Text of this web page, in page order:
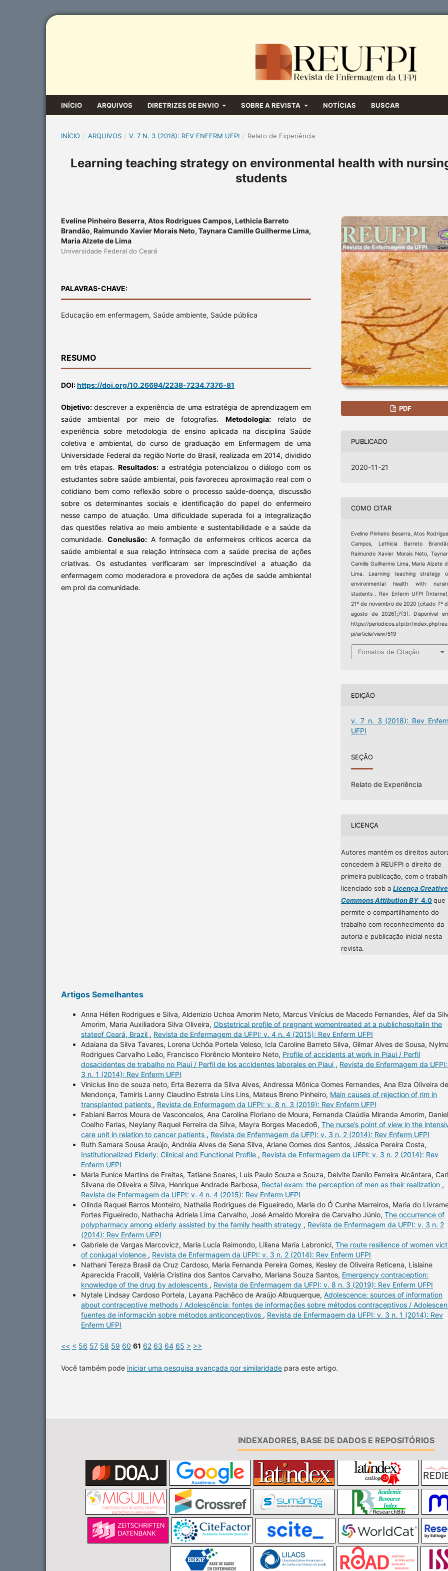
INÍCIO ARQUIVOS DIRETRIZES DE ENVIO SOBRE A REVISTA NOTÍCIAS BUSCAR
INÍCIO / ARQUIVOS / V. 7 N. 3 (2018): REV ENFERM UFPI / Relato de Experiência
Learning teaching strategy on environmental health with
students
Eveline Pinheiro Beserra, Atos Rodrigues Campos, Lethicia Barreto
Brandão, Raimundo Xavier Morais Neto, Taynara Camille Guilherme Lima,
Maria Alzete de Lima
Universidade Federal do Ceará
PALAVRAS-CHAVE:
Educação em enfermagem, Saúde ambiente, Saúde pública
RESUMO
DOI:https://doi.org/10.26694/2238-7234.7376-81
Objetivo:descrever a experiência de uma estratégia de aprendizagem em
saúde ambiental por meio de fotografias. Metodologia:relato de
experiência sobre metodologia de ensino aplicada na disciplina Saúde
coletiva e ambiental, do curso de graduação em Enfermagem de uma
Universidade Federal da região Norte do Brasil, realizada em 2014, dividido
em três etapas. Resultados:a estratégia potencializou o diálogo com os
estudantes sobre saúde ambiental, pois favoreceu aproximação real com o
cotidiano bem como reflexão sobre o processo saúde-doença, discussão
sobre os determinantes sociais e identificação do papel do enfermeiro
nesse campo de atuação. Uma dificuldade superada foi a integralização
das questões relativa ao meio ambiente e sustentabilidade e a saúde da
comunidade. Conclusão:A formação de enfermeiros críticos acerca da
saúde ambiental e sua relação intrínseca com a saúde precisa de ações
criativas. Os estudantes verificaram ser imprescindível a atuação da
enfermagem como moderadora e provedora de ações de saúde ambiental
em prol da comunidade.
PDF
PUBLICADO
2020-11-21
COMO CITAR
Eveline Pinheiro Beserra, Atos
Campos, Lethicia Barreto
Raimundo Xavier Morais Neto,
Camille Guilherme Lima, Maria Alzete
Lima. Learning teaching strategy
environmental health with
students . Rev Enferm UFPI
21º de novembro de 2020 [citado 7º
agosto de 2026];7(3). Disponível
https://periodicos.ufpi.br/index.php/
pi/article/view/519
Fomatos de Citação
EDIÇÃO
v. 7 n. 3 (2018): Rev
UFPI
SEÇÃO
Relato de Experiência
LICENÇA
Autores mantém os direitos
concedem à REUFPI o direito de
primeira publicação, com o
licenciado sob a Licença Creative
Commons Attibution BY4.0que
permite o compartilhamento do
trabalho com reconhecimento da
autoria e publicação inicial nesta
revista.
Artigos Semelhantes
Anna Héllen Rodrigues e Silva, Aldenizio Uchoa Amorim Neto, Marcus Vinícius de Macedo Fernandes, Álef da
Amorim, Maria Auxiliadora Silva Oliveira, Obstetrical profile of pregnant womentreated at a publichospitalin the
stateof Ceará, Brazil , Revista de Enfermagem da UFPI: v. 4 n. 4 (2015): Rev Enferm UFPI
Adaiana da Silva Tavares, Lorena Uchôa Portela Veloso, Icla Caroline Barreto Silva, Gilmar Alves de Sousa,
Rodrigues Carvalho Leão, Francisco Florêncio Monteiro Neto, Profile of accidents at work in Piaui / Perfil
dosacidentes de trabalho no Piauí / Perfil de los accidentes laborales en Piaui , Revista de Enfermagem da
3 n. 1 (2014): Rev Enferm UFPI
Vinicius lino de souza neto, Erta Bezerra da Silva Alves, Andressa Mônica Gomes Fernandes, Ana Elza Oliveira de
Mendonça, Tamiris Lanny Claudino Estrela Lins Lins, Mateus Breno Pinheiro, Main causes of rejection of rim in
transplanted patients , Revista de Enfermagem da UFPI: v. 8 n. 3 (2019): Rev Enferm UFPI
Fabiani Barros Moura de Vasconcelos, Ana Carolina Floriano de Moura, Fernanda Claúdia Miranda Amorim, Daniel
Coelho Farias, Neylany Raquel Ferreira da Silva, Mayra Borges Macedo6, The nurse’s point of view in the
care unit in relation to cancer patients , Revista de Enfermagem da UFPI: v. 3 n. 2 (2014): Rev Enferm UFPI
Ruth Samara Sousa Araújo, Andréia Alves de Sena Silva, Ariane Gomes dos Santos, Jéssica Pereira Costa,
Institutionalized Elderly: Clinical and Functional Profile , Revista de Enfermagem da UFPI: v. 3 n. 2 (2014): Rev
Enferm UFPI
Maria Eunice Martins de Freitas, Tatiane Soares, Luís Paulo Souza e Souza, Deivite Danilo Ferreira Alcântara,
Silvana de Oliveira e Silva, Henrique Andrade Barbosa, Rectal exam: the perception of men as their realization ,
Revista de Enfermagem da UFPI: v. 4 n. 4 (2015): Rev Enferm UFPI
Olinda Raquel Barros Monteiro, Nathalia Rodrigues de Figueiredo, Maria do Ó Cunha Marreiros, Maria do
Fortes Figueiredo, Nathacha Adriela Lima Carvalho, José Arnaldo Moreira de Carvalho Júnio, The occurrence of
polypharmacy among elderly assisted by the family health strategy , Revista de Enfermagem da UFPI: v. 3 n. 2
(2014): Rev Enferm UFPI
Gabriele de Vargas Marcovicz, Maria Lucia Raimondo, Liliana Maria Labronici, The route resilience of women
of conjugal violence , Revista de Enfermagem da UFPI: v. 3 n. 2 (2014): Rev Enferm UFPI
Nathani Tereza Brasil da Cruz Cardoso, Maria Fernanda Pereira Gomes, Kesley de Oliveira Reticena, Lislaine
Aparecida Fracolli, Valéria Cristina dos Santos Carvalho, Mariana Souza Santos, Emergency contraception:
knowledge of the drug by adolescents , Revista de Enfermagem da UFPI: v. 8 n. 3 (2019): Rev Enferm UFPI
Nytale Lindsay Cardoso Portela, Layana Pachêco de Araújo Albuquerque, Adolescence: sources of information
about contraceptive methods / Adolescência: fontes de informações sobre métodos contraceptivos /
fuentes de información sobre métodos anticonceptivos , Revista de Enfermagem da UFPI: v. 3 n. 1 (2014): Rev
Enferm UFPI
<< < 56 57 58 59 60 61 62 63 64 65 > >>
Você também pode iniciar uma pesquisa avançada por similaridade para este artigo.
INDEXADORES, BASE DE DADOS E REPOSITÓRIOS